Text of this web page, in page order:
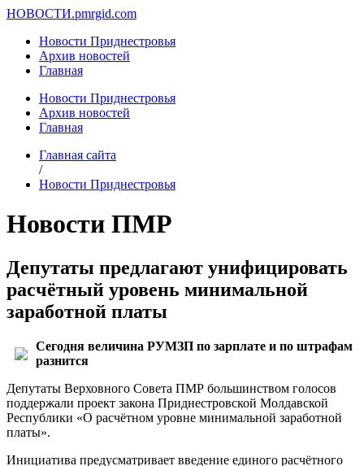
НОВОСТИ.pmrgid.com
Новости Приднестровья
Архив новостей
Главная
Новости Приднестровья
Архив новостей
Главная
Главная сайта
/
Новости Приднестровья
Новости ПМР
Депутаты предлагают унифицировать
расчётный уровень минимальной
заработной платы
Сегодня величина РУМЗП по зарплате и по штрафам
разнится
Депутаты Верховного Совета ПМР большинством голосов
поддержали проект закона Приднестровской Молдавской
Республики «О расчётном уровне минимальной заработной
платы».
Инициатива предусматривает введение единого расчётного